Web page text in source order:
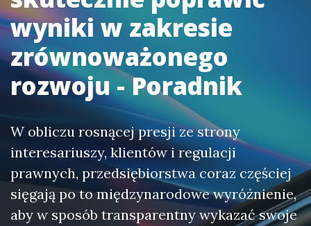
wyniki w zakresie
zrównoważonego
rozwoju - Poradnik
W obliczu rosnącej presji ze strony
interesariuszy, klientów i regulacji
prawnych, przedsiębiorstwa coraz częściej
sięgają po to międzynarodowe wyróżnienie,
aby w sposób transparentny wykazać swoje